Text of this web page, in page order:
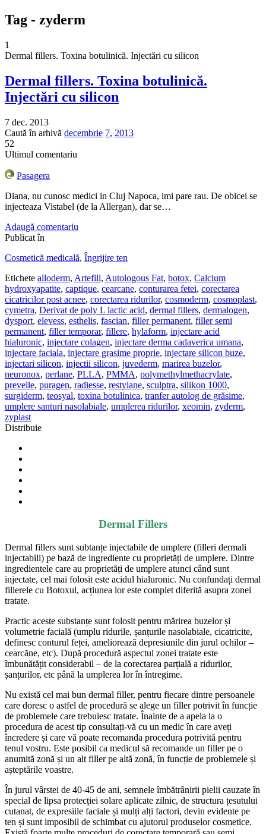
Tag - zyderm
1
Dermal fillers. Toxina botulinică. Injectări cu silicon
Dermal fillers. Toxina botulinică.
Injectări cu silicon
7 dec. 2013
Caută în arhivă decembrie 7, 2013
52
Ultimul comentariu
Pasagera
Diana, nu cunosc medici in Cluj Napoca, imi pare rau. De obicei se
injecteaza Vistabel (de la Allergan), dar se…
Adaugă comentariu
Publicat în
Cosmetică medicală, Îngrijire ten
Etichete alloderm, Artefill, Autologous Fat, botox, Calcium
hydroxyapatite, captique, cearcane, conturarea fetei, corectarea
cicatricilor post acnee, corectarea ridurilor, cosmoderm, cosmoplast,
cymetra, Derivat de poly L lactic acid, dermal fillers, dermalogen,
dysport, elevess, esthelis, fascian, filler permanent, filler semi
permanent, filler temporar, fillere, hylaform, injectare acid
hialuronic, injectare colagen, injectare derma cadaverica umana,
injectare faciala, injectare grasime proprie, injectare silicon buze,
injectari silicon, injectii silicon, juvederm, marirea buzelor,
neuronox, perlane, PLLA, PMMA, polymethylmethacrylate,
prevelle, puragen, radiesse, restylane, sculptra, silikon 1000,
surgiderm, teosyal, toxina botulinica, tranfer autolog de grăsime,
umplere santuri nasolabiale, umplerea ridurilor, xeomin, zyderm,
zyplast
Distribuie
Dermal Fillers
Dermal fillers sunt subtanțe injectabile de umplere (filleri dermali
injectabili) pe bază de ingrediente cu proprietăți de umplere. Dintre
ingredientele care au proprietăți de umplere atunci când sunt
injectate, cel mai folosit este acidul hialuronic. Nu confundați dermal
fillerele cu Botoxul, acțiunea lor este complet diferită asupra zonei
tratate.
Practic aceste substanțe sunt folosit pentru mărirea buzelor și
volumetrie facială (umplu ridurile, șanțurile nasolabiale, cicatricite,
definesc conturul feței, ameliorează depresiunile din jurul ochilor –
cearcăne, etc). După procedură aspectul zonei tratate este
îmbunătățit considerabil – de la corectarea parțială a ridurilor,
șanțurilor, etc până la umplerea lor în întregime.
Nu există cel mai bun dermal filler, pentru fiecare dintre persoanele
care doresc o astfel de procedură se alege un filler potrivit în funcție
de problemele care trebuiesc tratate. Înainte de a apela la o
procedura de acest tip consultați-vă cu un medic în care aveți
încredere și care vă poate recomanda procedura potrivită pentru
tenul vostru. Este posibil ca medicul să recomande un filler pe o
anumită zonă și un alt filler pe altă zonă, în funcție de problemele și
așteptările voastre.
În jurul vârstei de 40-45 de ani, semnele îmbătrânirii pielii cauzate în
special de lipsa protecției solare aplicate zilnic, de structura țesutului
cutanat, de expresiile faciale și mulți alți factori, devin evidente pe
ten și sunt imposibil de schimbat cu ajutorul produselor cosmetice.